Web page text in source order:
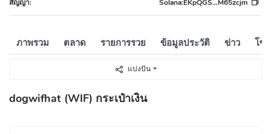
สัญญา: Solana:EKpQGS...M65zcjm
ภาพรวม ตลาด รายการรวย ข้อมูลประวัติ ข่าว โซ
แบ่งปัน
dogwifhat (WIF) กระเป๋าเงิน